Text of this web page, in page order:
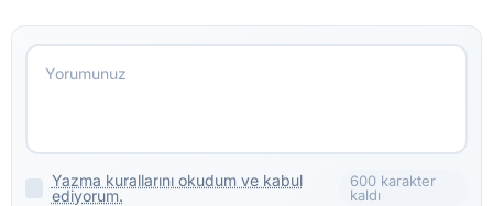
Yazma kurallarını okudum ve kabul
ediyorum.
600 karakter
kaldı